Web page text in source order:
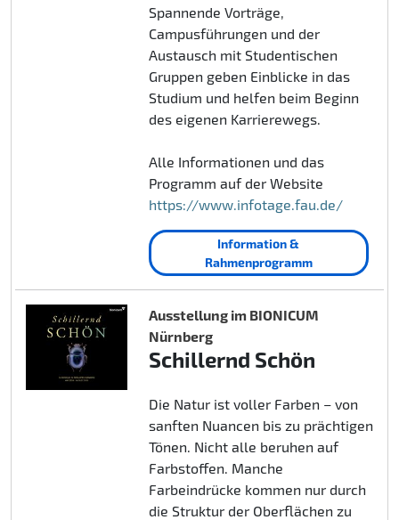
Spannende Vorträge,
Campusführungen und der
Austausch mit Studentischen
Gruppen geben Einblicke in das
Studium und helfen beim Beginn
des eigenen Karrierewegs.
Alle Informationen und das
Programm auf der Website
https://www.infotage.fau.de/
Information &
Rahmenprogramm
Ausstellung im BIONICUM
Nürnberg
Schillernd Schön
Die Natur ist voller Farben – von
sanften Nuancen bis zu prächtigen
Tönen. Nicht alle beruhen auf
Farbstoffen. Manche
Farbeindrücke kommen nur durch
die Struktur der Oberflächen zu